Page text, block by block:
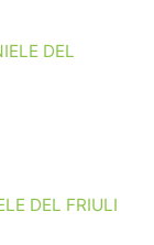
DEL
DEL FRIULI